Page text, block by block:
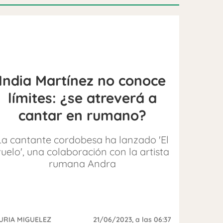
Martínez no conoce
límites: ¿se atreverá a
cantar en rumano?
cantante cordobesa ha lanzado 'El
una colaboración con la artista
rumana Andra
MIGUELEZ 21/06/2023, a las 06:37